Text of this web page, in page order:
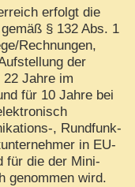
erfolgt die
§ 132 Abs. 1
Rechnungen,
der
Jahre im
für 10 Jahre bei
, Rundfunk-
in EU-
für die der Mini-
genommen wird.